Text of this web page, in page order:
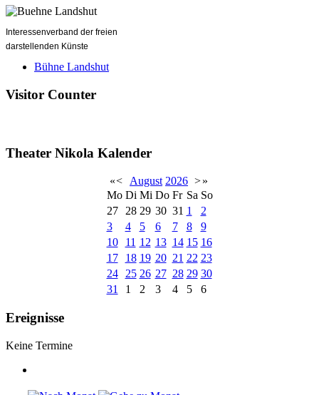
Interessenverband der freien
darstellenden Künste
Bühne Landshut
Visitor Counter
Theater Nikola Kalender
«< August 2026 >»
Mo Di Mi Do Fr Sa So
27
28 29 30 31 1
2
3
4 5 6 7 8
9
10
11 12 13 14 15 16
17
18 19 20 21 22 23
24
25 26 27 28 29 30
31
1 2 3 4 5 6
Ereignisse
Keine Termine